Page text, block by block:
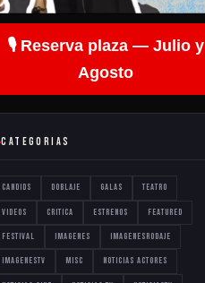
🎙️ Reserva plaza — Julio y
Agosto
CATEGORIAS
Candids Doblaje Galas Teatro
Videos critica estrenos featured
festival imagenes imagenesrodaje
imagenestv misc noticias actores